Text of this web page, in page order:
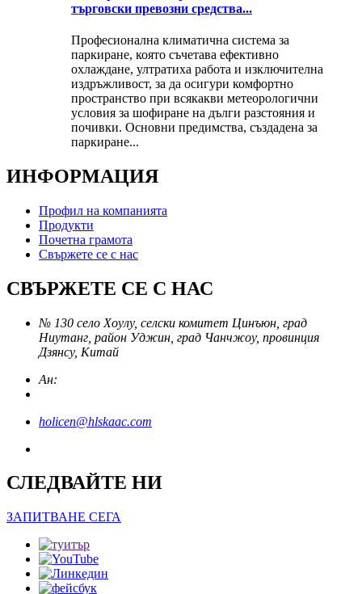
търговски превозни средства...
Професионална климатична система за
паркиране, която съчетава ефективно
охлаждане, ултратиха работа и изключителна
издръжливост, за да осигури комфортно
пространство при всякакви метеорологични
условия за шофиране на дълги разстояния и
почивки. Основни предимства, създадена за
паркиране...
ИНФОРМАЦИЯ
Профил на компанията
Продукти
Почетна грамота
Свържете се с нас
СВЪРЖЕТЕ СЕ С НАС
№ 130 село Хоулу, селски комитет Цинъюн, град
Ниутанг, район Уджин, град Чанчжоу, провинция
Дзянсу, Китай
Ан:
holicen@hlskaac.com
СЛЕДВАЙТЕ НИ
ЗАПИТВАНЕ СЕГА